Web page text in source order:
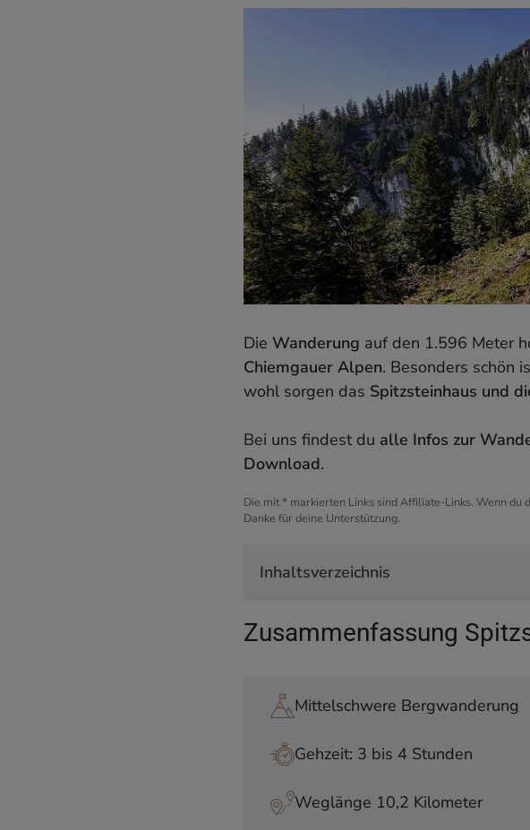
Die Wanderung auf den 1.596 Meter
Chiemgauer Alpen. Besonders schön
wohl sorgen das Spitzsteinhaus und
Bei uns findest du alle Infos zur
Download.
Die mit * markierten Links sind Affiliate-Links. Wenn du
Danke für deine Unterstützung.
Inhaltsverzeichnis
Kurz und knapp
Der Nordwandsteig
Altkaser Alm und Spitzsteinhaus
Interaktive Karte zur Wanderung +
Zusammenfassung
Mittelschwere Bergwanderung
Gehzeit: 3 bis 4 Stunden
Weglänge 10,2 Kilometer